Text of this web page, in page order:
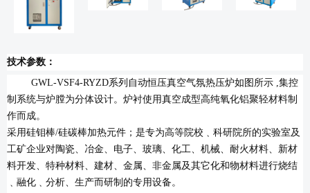
技术参数：
GWL-VSF4-RYZD系列自动恒压真空气氛热压炉如图所示 ,集控
制系统与炉膛为分体设计。炉衬使用真空成型高纯氧化铝聚轻材料制
作而成。
采用硅钼棒/硅碳棒加热元件；是专为高等院校﹑科研院所的实验室及
工矿企业对陶瓷、冶金、电子、玻璃、化工、机械、耐火材料、新材
料开发、特种材料、建材、金属、非金属及其它化和物材料进行烧结
﹑融化﹑分析、生产而研制的专用设备。